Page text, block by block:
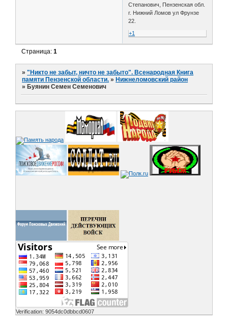
Степанович, Пензенская обл.
г. Нижний Ломов ул Фрунзе
22.
+1
Страница:1
»"Никто не забыт, ничто не забыто". Всенародная Книга
памяти Пензенской области. » Нижнеломовский район
» Буянин Семен Семенович
Verification: 9054dc0dbbcd0607